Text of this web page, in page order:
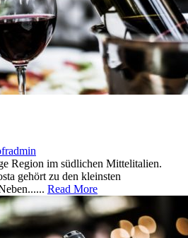
Region im südlichen Mittelitalien.
gehört zu den kleinsten
Read More